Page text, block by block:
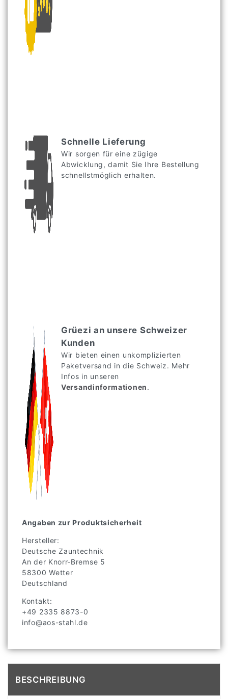
Schnelle Lieferung
Wir sorgen für eine zügige
Abwicklung, damit Sie Ihre Bestellung
schnellstmöglich erhalten.
Grüezi an unsere Schweizer
Kunden
Wir bieten einen unkomplizierten
Paketversand in die Schweiz. Mehr
Infos in unseren
Versandinformationen.
Angaben zur Produktsicherheit
Hersteller:
Deutsche Zauntechnik
An der Knorr-Bremse 5
58300 Wetter
Deutschland
Kontakt:
+49 2335 8873-0
info@aos-stahl.de
BESCHREIBUNG